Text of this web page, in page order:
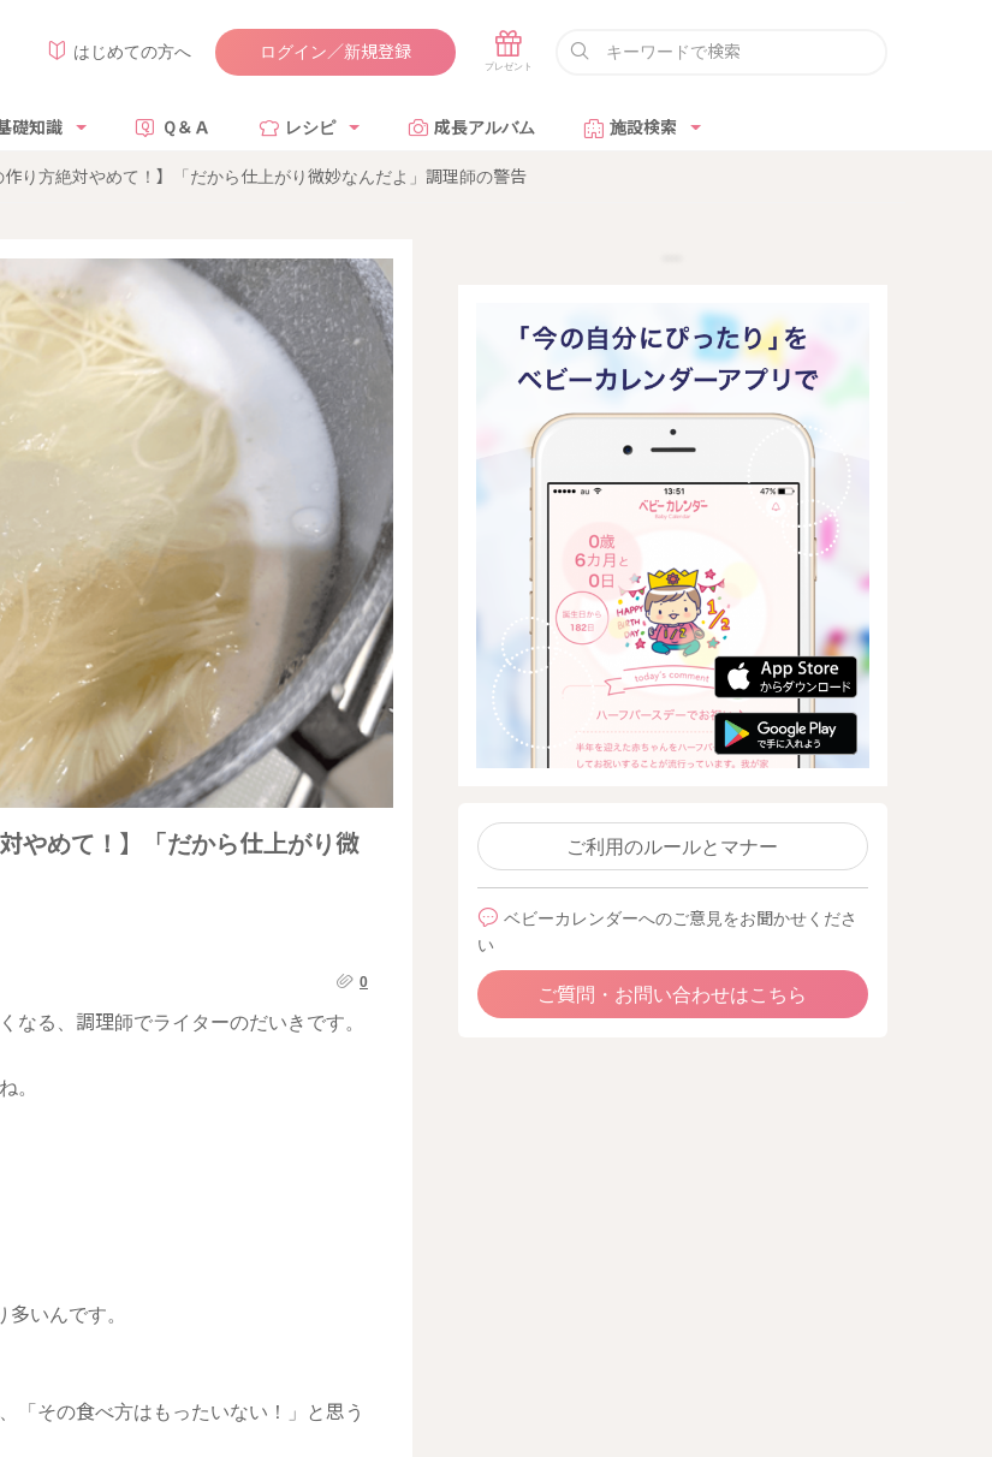
はじめての方へ ログイン／新規登録
礎知識 Ｑ＆Ａ レシピ 成長アルバム 施設検索
作り方絶対やめて！】「だから仕上がり微妙なんだよ」調理師の警告
やめて！】「だから仕上がり微
0
なる、調理師でライターのだいきです。
。
いんです。
「その食べ方はもったいない！」と思う
ご利用のルールとマナー
ベビーカレンダーへのご意見をお聞かせくださ
い
ご質問・お問い合わせはこちら